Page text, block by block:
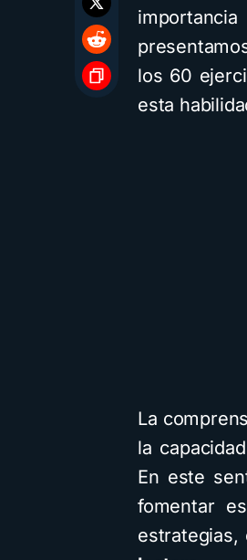
los 60
esta
La
la
En este
fomentar